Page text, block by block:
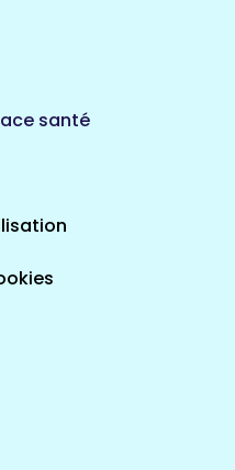
santé